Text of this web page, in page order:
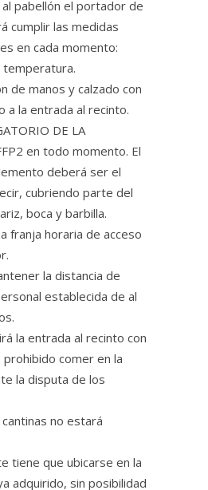
pabellón el portador de
cumplir las medidas
en cada momento:
temperatura.
de manos y calzado con
a la entrada al recinto.
DE LA
en todo momento. El
deberá ser el
cubriendo parte del
boca y barbilla.
franja horaria de acceso
la distancia de
establecida de al
la entrada al recinto con
comer en la
la disputa de los
no estará
tiene que ubicarse en la
adquirido, sin posibilidad